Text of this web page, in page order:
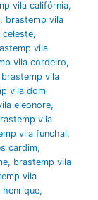
vila califórnia,
, brastemp vila
celeste,
vila
vila cordeiro,
brastemp vila
vila dom
eleonore,
vila
vila funchal,
cardim,
, brastemp vila
vila
,